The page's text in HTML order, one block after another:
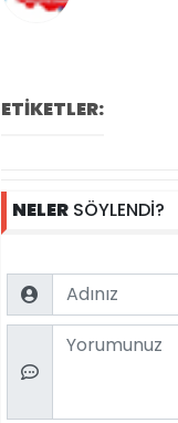
ETİKETLER:
NELER SÖYLENDİ?
Name
Comment